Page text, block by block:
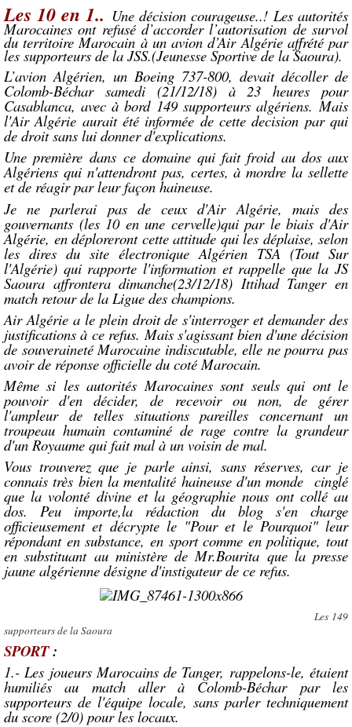
Les 10 en 1.. Une décision courageuse..! Les autorités
Marocaines ont refusé d’accorder l’autorisation de survol
du territoire Marocain à un avion d’Air Algérie affrété par
les supporteurs de la JSS.(Jeunesse Sportive de la Saoura).
L’avion Algérien, un Boeing 737-800, devait décoller de
Colomb-Béchar samedi (21/12/18) à 23 heures pour
Casablanca, avec à bord 149 supporteurs algériens. Mais
l'Air Algérie aurait été informée de cette decision par qui
de droit sans lui donner d'explications.
Une première dans ce domaine qui fait froid au dos aux
Algériens qui n'attendront pas, certes, à mordre la sellette
et de réagir par leur façon haineuse.
Je ne parlerai pas de ceux d'Air Algérie, mais des
gouvernants (les 10 en une cervelle)qui par le biais d'Air
Algérie, en déploreront cette attitude qui les déplaise, selon
les dires du site électronique Algérien TSA (Tout Sur
l'Algérie) qui rapporte l'information et rappelle que la JS
Saoura affrontera dimanche(23/12/18) Ittihad Tanger en
match retour de la Ligue des champions.
Air Algérie a le plein droit de s'interroger et demander des
justifications à ce refus. Mais s'agissant bien d'une décision
de souveraineté Marocaine indiscutable, elle ne pourra pas
avoir de réponse officielle du coté Marocain.
Même si les autorités Marocaines sont seuls qui ont le
pouvoir d'en décider, de recevoir ou non, de gérer
l'ampleur de telles situations pareilles concernant un
troupeau humain contaminé de rage contre la grandeur
d'un Royaume qui fait mal à un voisin de mal.
Vous trouverez que je parle ainsi, sans réserves, car je
connais très bien la mentalité haineuse d'un monde cinglé
que la volonté divine et la géographie nous ont collé au
dos. Peu importe,la rédaction du blog s'en charge
officieusement et décrypte le "Pour et le Pourquoi" leur
répondant en substance, en sport comme en politique, tout
en substituant au ministère de Mr.Bourita que la presse
jaune algérienne désigne d'instigateur de ce refus.
Les 149
supporteurs de la Saoura
SPORT:
1.- Les joueurs Marocains de Tanger, rappelons-le, étaient
humiliés au match aller à Colomb-Béchar par les
supporteurs de l'équipe locale, sans parler techniquement
du score (2/0) pour les locaux.